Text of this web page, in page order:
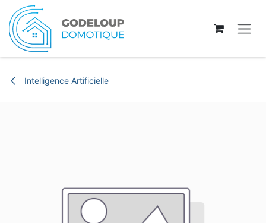
Se rendre au contenu
Intelligence Artificielle